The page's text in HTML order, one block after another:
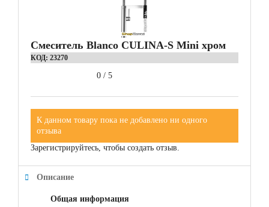
Смеситель Blanco CULINA-S Mini хром
КОД: 23270
0 / 5
К данном товару пока не добавлено ни одного
отзыва
Зарегистрируйтесь, чтобы создать отзыв.
Описание
Общая информация